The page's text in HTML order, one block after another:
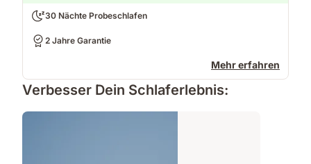
30 Nächte Probeschlafen
2 Jahre Garantie
Mehr erfahren
Verbesser Dein Schlaferlebnis: